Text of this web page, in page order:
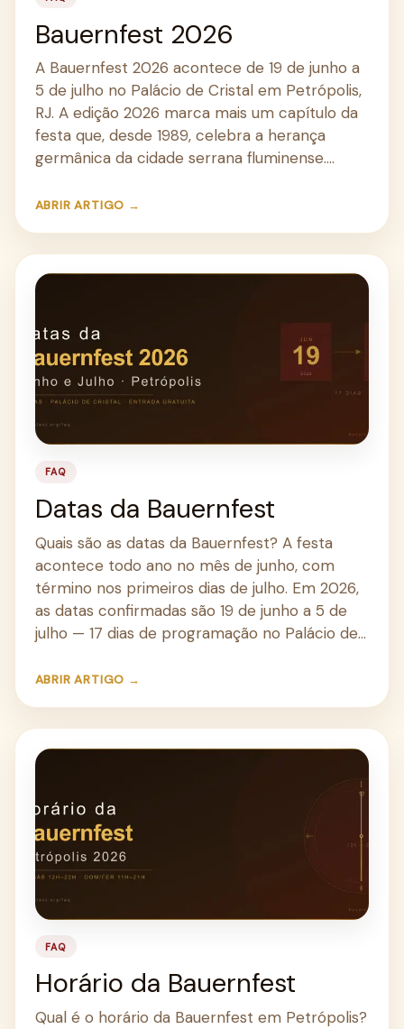
Bauernfest 2026
A Bauernfest 2026 acontece de 19 de junho a
5 de julho no Palácio de Cristal em Petrópolis,
RJ. A edição 2026 marca mais um capítulo da
festa que, desde 1989, celebra a herança
germânica da cidade serrana fluminense.…
ABRIR ARTIGO →
FAQ
Datas da Bauernfest
Quais são as datas da Bauernfest? A festa
acontece todo ano no mês de junho, com
término nos primeiros dias de julho. Em 2026,
as datas confirmadas são 19 de junho a 5 de
julho — 17 dias de programação no Palácio de…
ABRIR ARTIGO →
FAQ
Horário da Bauernfest
Qual é o horário da Bauernfest em Petrópolis?